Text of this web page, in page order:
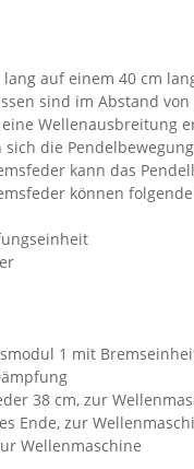
auf einem 40 cm
sind im Abstand
Wellenausbreitung
die
kann das
können
1 mit
38 cm, zur
Ende, zur
Wellenmaschine